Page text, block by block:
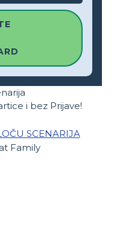
i bez Prijave!
SCENARIJA